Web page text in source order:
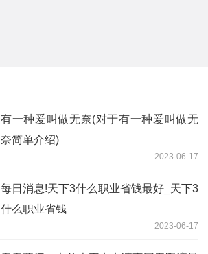
有一种爱叫做无奈(对于有一种爱叫做无
奈简单介绍)
2023-06-17
每日消息!天下3什么职业省钱最好_天下3
什么职业省钱
2023-06-17